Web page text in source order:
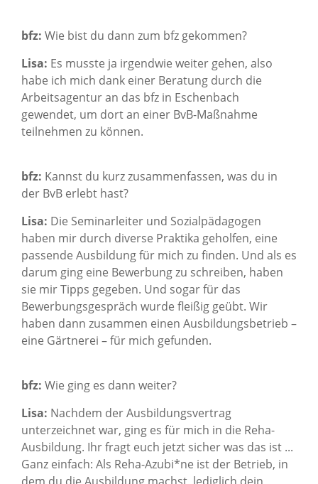
bfz: Wie bist du dann zum bfz gekommen?
Lisa: Es musste ja irgendwie weiter gehen, also
habe ich mich dank einer Beratung durch die
Arbeitsagentur an das bfz in Eschenbach
gewendet, um dort an einer BvB-Maßnahme
teilnehmen zu können.
bfz: Kannst du kurz zusammenfassen, was du in
der BvB erlebt hast?
Lisa: Die Seminarleiter und Sozialpädagogen
haben mir durch diverse Praktika geholfen, eine
passende Ausbildung für mich zu finden. Und als es
darum ging eine Bewerbung zu schreiben, haben
sie mir Tipps gegeben. Und sogar für das
Bewerbungsgespräch wurde fleißig geübt. Wir
haben dann zusammen einen Ausbildungsbetrieb –
eine Gärtnerei – für mich gefunden.
bfz: Wie ging es dann weiter?
Lisa: Nachdem der Ausbildungsvertrag
unterzeichnet war, ging es für mich in die Reha-
Ausbildung. Ihr fragt euch jetzt sicher was das ist ...
Ganz einfach: Als Reha-Azubi*ne ist der Betrieb, in